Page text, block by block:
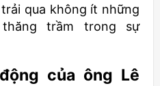
qua không ít những
trầm trong sự
của ông Lê